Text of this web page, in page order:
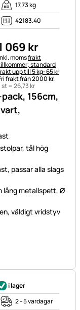
156cm,
tål hög
passar alla slags
lång metallspett, Ø
väldigt vridstyv
17,73 kg
42183.40
069kr
momsfrakt
standard
upp till 5 kg: 65 kr
frakt från 2000 kr.
st =26,73kr
i lager
2 - 5 vardagar